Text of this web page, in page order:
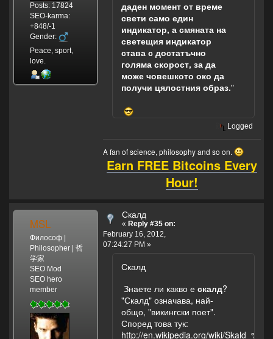
Posts: 17824
SEO-karma:
+848/-1
Gender:
Peace, sport,
love.
даден момент от време
свети само един
индикатор, а смяната на
светещия индикатор
става с достатъчно
голяма скорост, за да
може човешкото око да
получи цялостния образ."
Logged
A fan of science, philosophy and so on.
Earn FREE Bitcoins Every
Hour!
MSL
Философ |
Philosopher | 哲
学家
SEO Mod
SEO hero
member
Скалд
« Reply #35 on:
February 16, 2012,
07:24:27 PM »
Скалд
Знаете ли какво е скалд?
"Скалд" означава, най-
общо, "викингски поет".
Според това тук:
http://en.wikipedia.org/wiki/